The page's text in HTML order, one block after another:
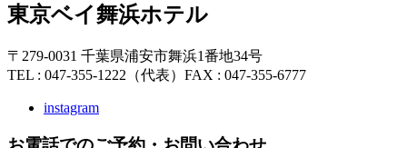
東京ベイ舞浜ホテル
〒279-0031 千葉県浦安市舞浜1番地34号
TEL : 047-355-1222（代表） FAX : 047-355-6777
instagram